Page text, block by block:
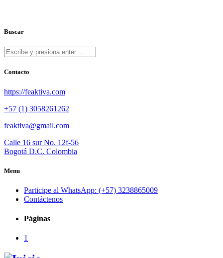
Buscar
Contacto
https://feaktiva.com
+57 (1) 3058261262
feaktiva@gmail.com
Calle 16 sur No. 12f-56
Bogotá D.C. Colombia
Menu
Participe al WhatsApp: (+57) 3238865009
Contáctenos
Páginas
1